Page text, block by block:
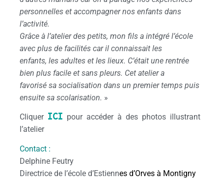
personnelles et accompagner nos enfants dans
l’activité.
Grâce à l’atelier des petits, mon fils a intégré l’école
avec plus de facilités car il connaissait les
enfants, les adultes et les lieux. C’était une rentrée
bien plus facile et sans pleurs. Cet atelier a
favorisé sa socialisation dans un premier temps puis
ensuite sa scolarisation. »
Cliquer ICI pour accéder à des photos illustrant
l’atelier
Contact :
Delphine Feutry
Directrice de l’école d’Estiennes d’Orves à Montigny